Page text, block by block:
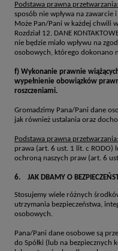
Podstawa prawna przetwarzania:
sposób nie wpływa na
Może Pan/Pani w każdej chwili
Rozdział 12. DANE
nie będzie miało wpływu na
osobowych, którego dokonano
f) Wykonanie prawnie
wypełnienie obowiązków
roszczeniami.
Gromadzimy Pana/Pani dane
jak również ustalania oraz
Podstawa prawna przetwarzania:
prawa (art. 6 ust. 1 lit. c RODO)
ochroną naszych praw (art. 6
6. JAK DBAMY O
Stosujemy wiele różnych
utrzymania bezpieczeństwa,
osobowych.
Pana/Pani dane osobowe są
do Spółki (lub na bezpiecznych